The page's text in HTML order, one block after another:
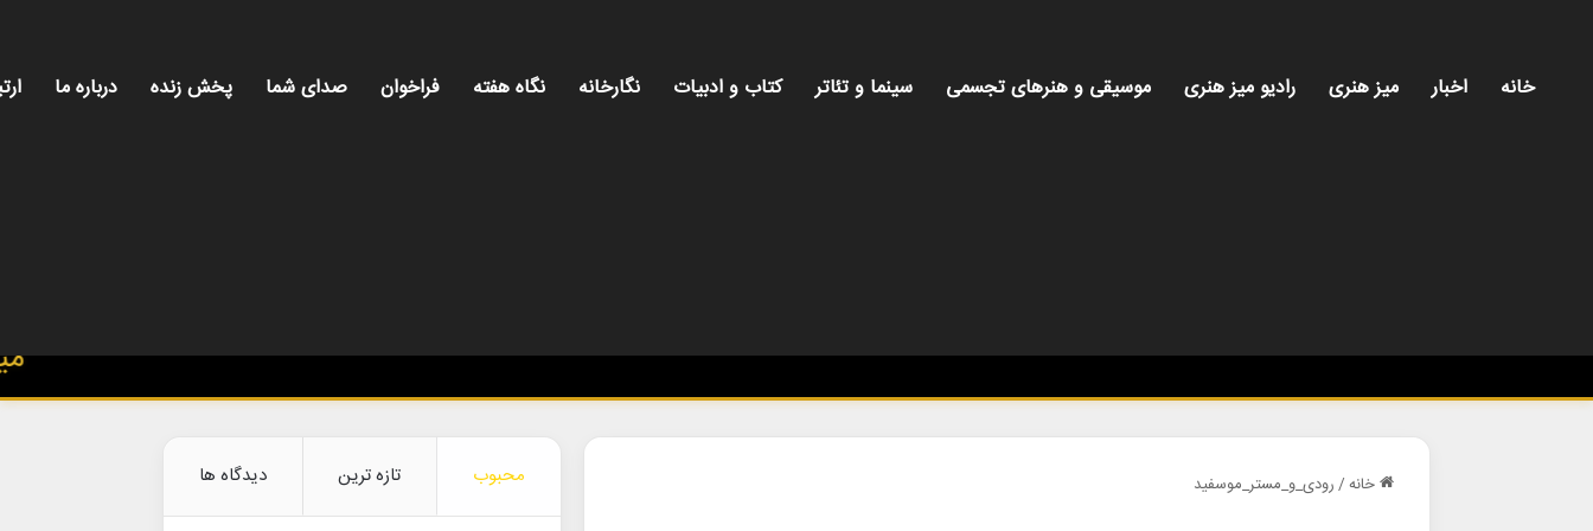
خانه اخبار میز هنری رادیو میز هنری موسیقی و هنرهای تجسمی سینما و تئاتر کتاب و ادبیات نگارخانه نگاه هفته فراخوان صدای شما پخش زنده درباره ما
میز
خانه/رودی_و_مستر_موسفید محبوب تازه ترین دیدگاه ها